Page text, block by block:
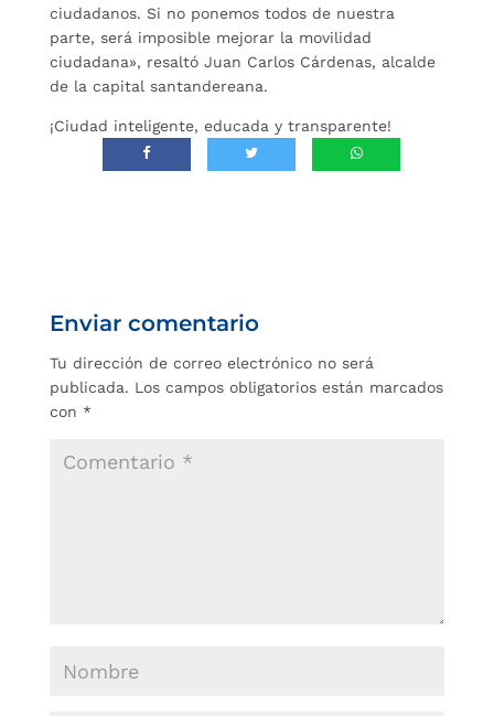
ciudadanos. Si no ponemos todos de nuestra
parte, será imposible mejorar la movilidad
ciudadana», resaltó Juan Carlos Cárdenas, alcalde
de la capital santandereana.
¡Ciudad inteligente, educada y transparente!
Enviar comentario
Tu dirección de correo electrónico no será
publicada. Los campos obligatorios están marcados
con *